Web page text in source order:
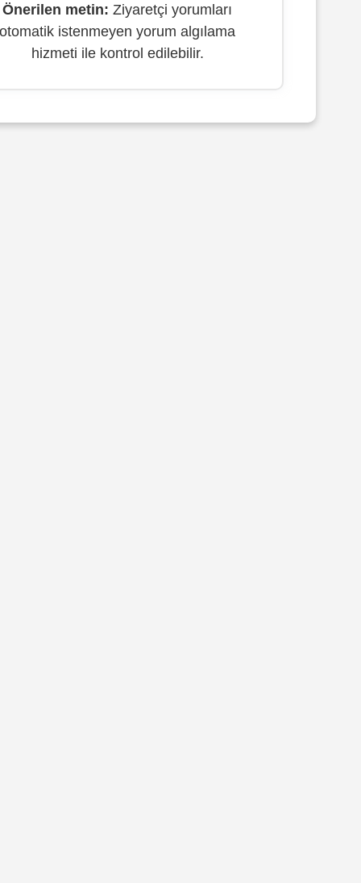
Önerilen metin: Ziyaretçi yorumları
otomatik istenmeyen yorum algılama
hizmeti ile kontrol edilebilir.